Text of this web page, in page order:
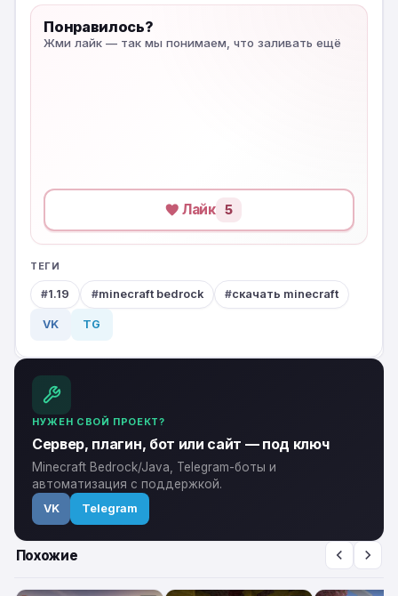
Понравилось?
Жми лайк — так мы понимаем, что заливать ещё
Лайк 5
ТЕГИ
1.19 minecraft bedrock скачать minecraft
VK TG
НУЖЕН СВОЙ ПРОЕКТ?
Сервер, плагин, бот или сайт — под ключ
Minecraft Bedrock/Java, Telegram-боты и
автоматизация с поддержкой.
VK Telegram
Похожие